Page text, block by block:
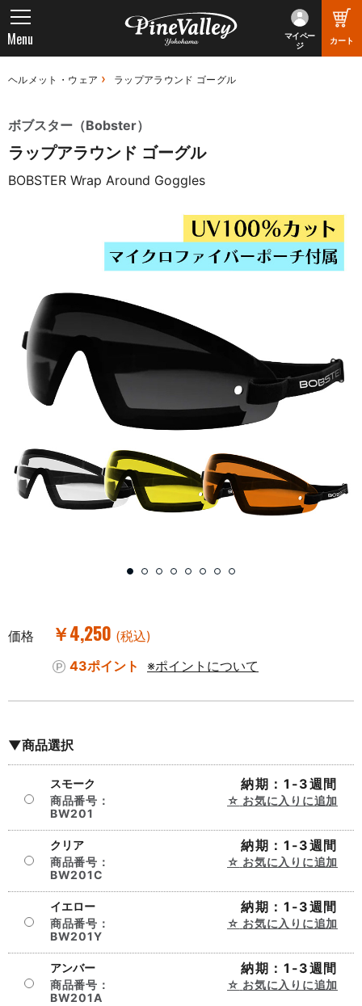
マイペー
ジ
カート
Menu
ヘルメット・ウェア ラップアラウンド ゴーグル
ボブスター（Bobster）
ラップアラウンド ゴーグル
BOBSTER Wrap Around Goggles
価格 ￥4,250 (税込)
43ポイント
※ポイントについて
▼商品選択
スモーク 納期：1-3週間
商品番号：
BW201
お気に入りに追加
クリア 納期：1-3週間
商品番号：
BW201C
お気に入りに追加
イエロー 納期：1-3週間
商品番号：
BW201Y
お気に入りに追加
アンバー 納期：1-3週間
商品番号：
BW201A
お気に入りに追加